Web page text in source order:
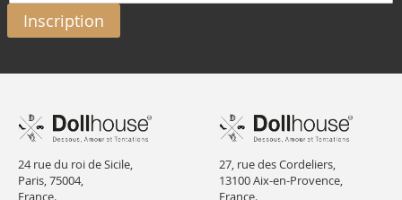
Inscription
24 rue du roi de Sicile,
Paris, 75004,
France.
27, rue des Cordeliers,
13100 Aix-en-Provence,
France.